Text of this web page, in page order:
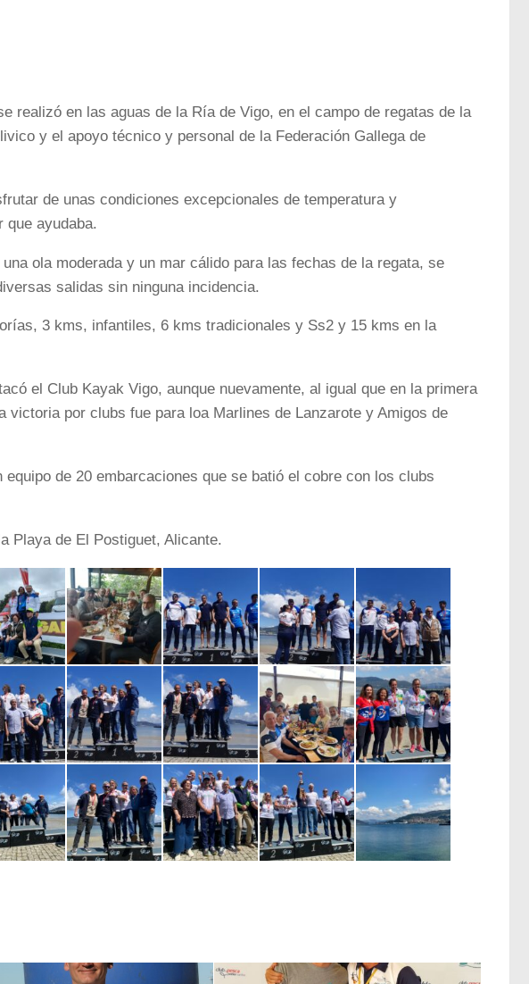
realizó en las aguas de la Ría de Vigo, en el campo de regatas de la
y el apoyo técnico y personal de la Federación Gallega de
de unas condiciones excepcionales de temperatura y
que ayudaba.
ola moderada y un mar cálido para las fechas de la regata, se
salidas sin ninguna incidencia.
3 kms, infantiles, 6 kms tradicionales y Ss2 y 15 kms en la
el Club Kayak Vigo, aunque nuevamente, al igual que en la primera
victoria por clubs fue para loa Marlines de Lanzarote y Amigos de
de 20 embarcaciones que se batió el cobre con los clubs
Playa de El Postiguet, Alicante.